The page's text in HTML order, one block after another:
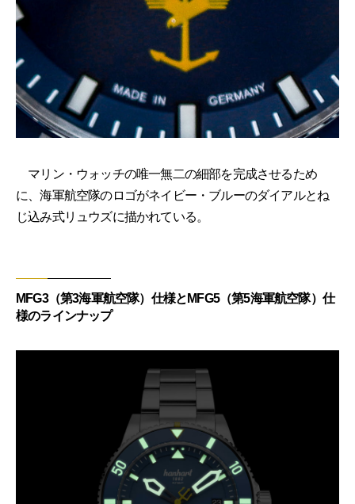
マリン・ウォッチの唯一無二の細部を完成させるため
に、海軍航空隊のロゴがネイビー・ブルーのダイアルとね
じ込み式リュウズに描かれている。
MFG3（第3海軍航空隊）仕様とMFG5（第5海軍航空隊）仕
様のラインナップ